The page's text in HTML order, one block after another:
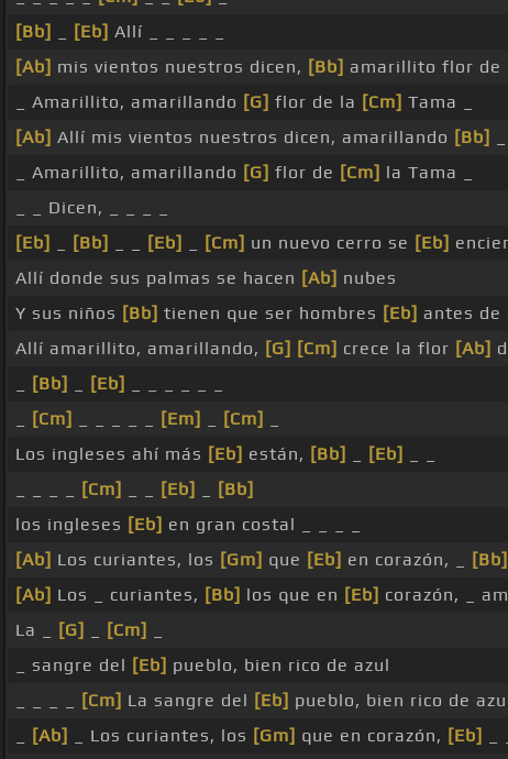
[Bb]
[Eb] Allí _ _ _ _ _
[Ab] mis vientos nuestros dicen, [Bb] amarillito flor de
_ Amarillito, amarillando [G] flor de la [Cm] Tama _
[Ab] Allí mis vientos nuestros dicen, amarillando [Bb]
_ Amarillito, amarillando [G] flor de [Cm] la Tama _
_ _ Dicen, _ _ _ _
[Eb]
[Bb] [Eb] [Cm] un nuevo cerro se [Eb]
Allí donde sus palmas se hacen [Ab] nubes
Y sus niños [Bb] tienen que ser hombres [Eb] antes de
Allí amarillito, amarillando, [G] [Cm] crece la flor [Ab]
[Bb] [Eb]
[Cm] [Em] [Cm]
Los ingleses ahí más [Eb] están, [Bb] [Eb]
[Cm] [Eb]
[Bb]
los ingleses [Eb] en gran costal _ _ _ _
[Ab] Los curiantes, los [Gm] que [Eb] en corazón, _ [Bb]
[Ab] Los _ curiantes, [Bb] los que en [Eb] corazón, _
La _
[G] [Cm]
_ sangre del [Eb] pueblo, bien rico de azul
[Cm] La sangre del [Eb] pueblo, bien rico de
[Ab] _ Los curiantes, los [Gm] que en corazón, [Eb]